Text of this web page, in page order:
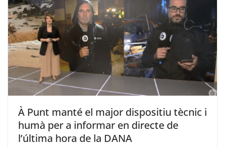
À Punt manté el major dispositiu tècnic i
humà per a informar en directe de
l’última hora de la DANA